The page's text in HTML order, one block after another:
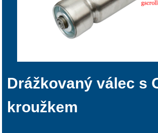
Drážkovaný válec s
kroužkem